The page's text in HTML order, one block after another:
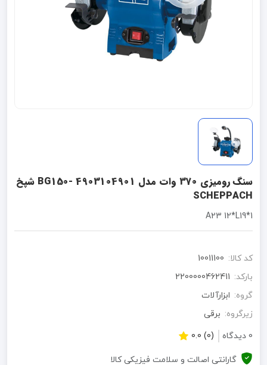
سنگ رومیزی 370 وات مدل BG150- 4903104901 شپخ
SCHEPPACH
1*A23 12*L19
کد کالا: 10011100
بارکد: 2200000462411
گروه: ابزارآلات
زیرگروه: برقی
0 دیدگاه
(0) 0.0
گارانتی اصالت و سلامت فیزیکی کالا